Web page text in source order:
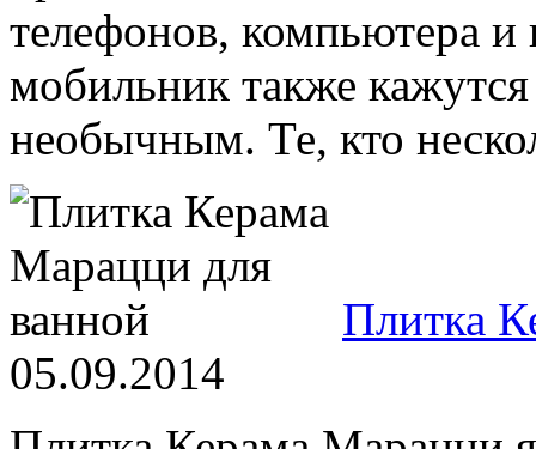
телефонов, компьютера и
мобильник также
необычным. Те, кто
Плитка
05.09.2014